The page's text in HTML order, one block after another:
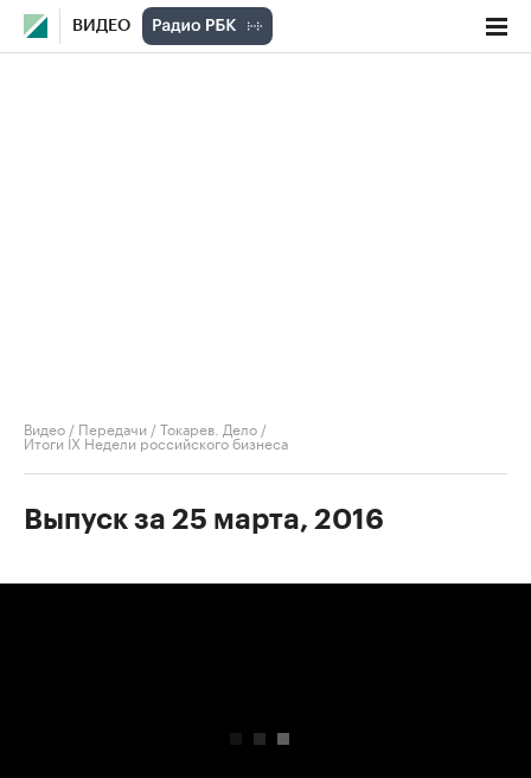
ВИДЕО
Видео / Передачи /Токарев. Дело /
Итоги IX Недели российского бизнеса
Выпуск за 25 марта, 2016